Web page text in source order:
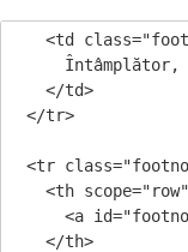
<td
Întâmplător,
    </td>
  </tr>
<tr
<th
<a
    </th>